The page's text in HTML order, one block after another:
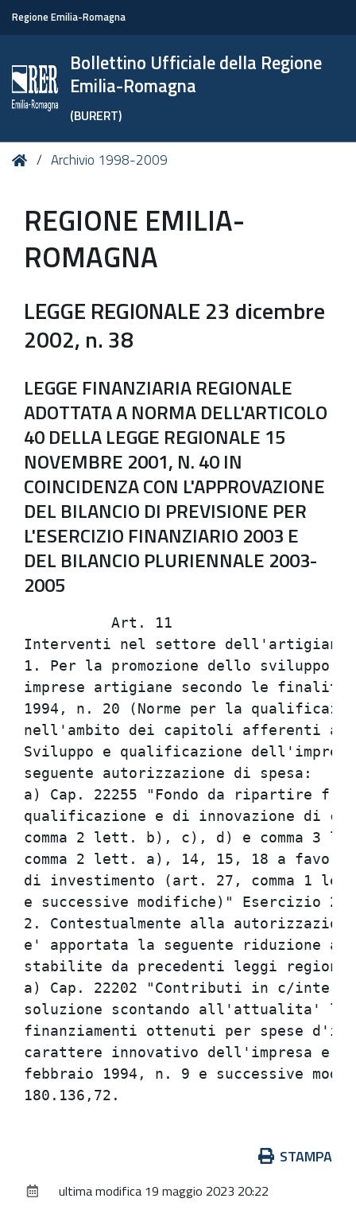
Regione Emilia-Romagna
Bollettino Ufficiale della Regione
Emilia-Romagna
(BURERT)
Tu HomeArchivio 1998-2009
REGIONE EMILIA-
ROMAGNA
LEGGE REGIONALE 23 dicembre
2002, n. 38
LEGGE FINANZIARIA REGIONALE
ADOTTATA A NORMA DELL'ARTICOLO
40 DELLA LEGGE REGIONALE 15
NOVEMBRE 2001, N. 40 IN
COINCIDENZA CON L'APPROVAZIONE
DEL BILANCIO DI PREVISIONE PER
L'ESERCIZIO FINANZIARIO 2003 E
DEL BILANCIO PLURIENNALE 2003-
2005
Interventi nel
1. Per la promozione dello
imprese artigiane secondo le
1994, n. 20 (Norme per la
nell'ambito dei capitoli
Sviluppo e qualificazione
seguente
a) Cap. 22255 "Fondo da
qualificazione e di
comma 2 lett. b), c), d) e
comma 2 lett. a), 14, 15, 18 a
di investimento (art. 27,
e successive modifiche)"
2. Contestualmente alla
e' apportata la seguente
stabilite da
a) Cap. 22202 "Contributi
soluzione scontando
finanziamenti ottenuti per
carattere innovativo
febbraio 1994, n. 9 e
documento
STAMPA
ultima modifica 19 maggio 2023 20:22